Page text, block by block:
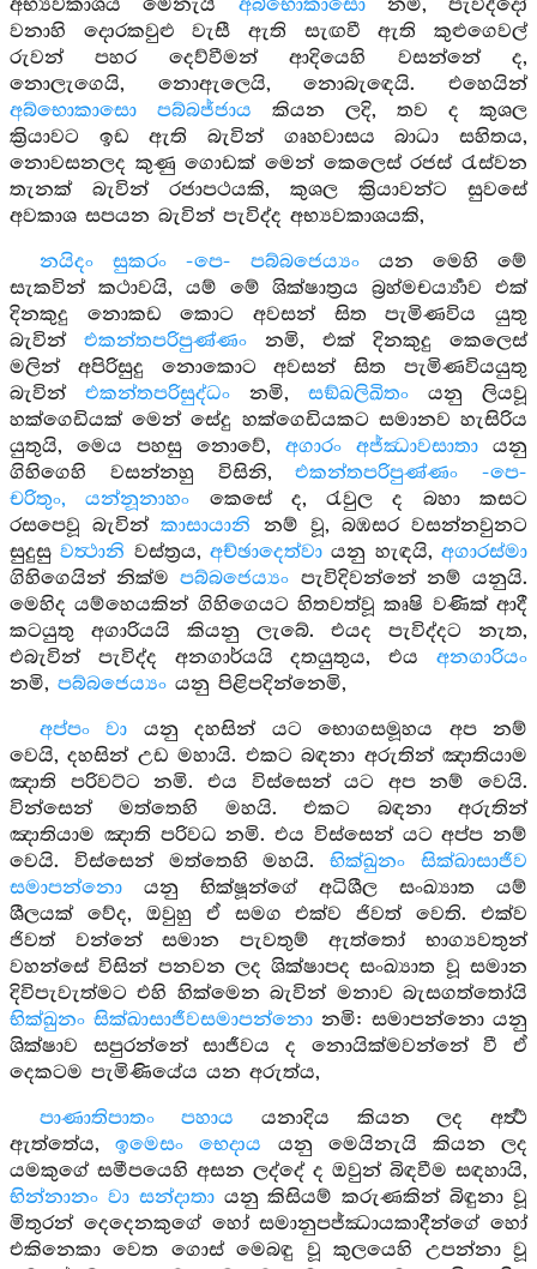
අභ්‍යවකාශය මෙනැයි අබ්භොකාසොනමි, පැවිද්දෝ
වනාහි දොරකවුළු වැසී ඇති සැඟවී ඇති කුළුගෙවල්
රුවන් පහර දෙව්වීමන් ආදියෙහි වසන්නේ ද,
නොලැගෙයි, නොඇලෙයි, නොබැඳෙයි. එහෙයින්
අබ්භොකාසො පබ්බජ්ජාය කියන ලදි, තව ද කුශල
ක්‍රියාවට ඉඩ ඇති බැවින් ගෘහවාසය බාධා සහිතය,
නොවසනලද කුණු ගොඩක් මෙන් කෙලෙස් රජස් රැස්වන
තැනක් බැවින් රජාපථයකි, කුශල ක්‍රියාවන්ට සුවසේ
අවකාශ සපයන බැවින් පැවිද්ද අභ්‍යවකාශයකි,
නයිදං සුකරං -පෙ- පබ්බජෙය්‍යංයන මෙහි මේ
සැකවින් කථාවයි, යම් මේ ශික්ෂාත්‍රය බ්‍රහ්මචර්‍ය්‍යාව එක්
දිනකුදු නොකඩ කොට අවසන් සිත පැමිණවිය යුතු
බැවින් එකන්තපරිපුණ්‍ණං නමි, එක් දිනකුදු කෙලෙස්
මලින් අපිරිසුදු නොකොට අවසන් සිත පැමිණවියයුතු
බැවින් එකන්තපරිසුද්ධං නමි, සඞ්ඛලිඛිතං යනු ලියවූ
හක්ගෙඩියක් මෙන් සේදු හක්ගෙඩියකට සමානව හැසිරිය
යුතුයි, මෙය පහසු නොවේ, අගාරං අජ්ඣාවසාතා යනු
ගිහිගෙහි වසන්නහු විසිනි,එකන්තපරිපුණ්ණං -පෙ-
චරිතුං, යන්නූනාහං කෙසේ ද, රැවුල ද බහා කසට
රසපෙවූ බැවින්කාසායානි නම් වූ, බඹසර වසන්නවුනට
සුදුසුවත්‍ථානි වස්ත්‍රය,අච්ඡාදෙත්වා යනු හැඳයි,අගාරස්මා
ගිහිගෙයින් නික්මපබ්බජෙය්‍යං පැවිදිවන්නේ නම් යනුයි.
මෙහිද යම්හෙයකින් ගිහිගෙයට හිතවත්වූ කෘෂි වණික් ආදී
කටයුතු අගාරියයි කියනු ලැබේ. එයද පැවිද්දට නැත,
එබැවින් පැවිද්ද අනගාර්යයි දතයුතුය, එය අනගාරියං
නමි, පබ්බජෙය්‍යං යනු පිළිපදින්නෙමි,
අප්පං වා යනු දහසින් යට භොගසමූහය අප නම්
වෙයි, දහසින් උඩ මහායි. එකට බඳනා අරුතින් ඤාතියාම
ඤාති පරිවට්ට නමි. එය විස්සෙන් යට අප නම් වෙයි.
වින්සෙන් මත්තෙහි මහයි. එකට බඳනා අරුතින්
ඤාතියාම ඤාති පරිවධ නමි. එය විස්සෙන් යට අප්ප නම්
වෙයි. විස්සෙන් මත්තෙහි මහයි.භික්ඛුනං සික්ඛාසාජීව
සමාපන්නො යනු භික්ෂූන්ගේ අධිශීල සංඛ්‍යාත යම්
ශීලයක් වේද, ඔවුහු ඒ සමග එක්ව ජිවත් වෙති. එක්ව
ජිවත් වන්නේ සමාන පැවතුම් ඇත්තෝ භාග්‍යවතුන්
වහන්සේ විසින් පනවන ලද ශික්ෂාපද සංඛ්‍යාත වූ සමාන
දිවිපැවැත්මට එහි හික්මෙන බැවින් මනාව බැසගත්තෝයි
භික්ඛුනං සික්ඛාසාජීවසමාපන්නො නමි: සමාපන්නො යනු
ශික්ෂාව සපුරන්නේ සාජීවය ද නොයික්මවන්නේ වී ඒ
දෙකටම පැමිණියේය යන අරුත්ය,
පාණාතිපාතං පහාය යනාදිය කියන ලද අර්‍ත්‍ථ
ඇත්තේය,ඉමෙසං භෙදාය යනු මෙයිනැයි කියන ලද
යමකුගේ සමීපයෙහි අසන ලද්දේ ද ඔවුන් බිඳවීම සඳහායි,
භින්නානං වා සන්දාතායනු කිසියම් කරුණකින් බිඳුනා වූ
මිතුරන් දෙදෙනකුගේ හෝ සමානුපජ්ඣායකාදීන්ගේ හෝ
එකිනෙකා වෙත ගොස් මෙබඳු වූ කුලයෙහි උපන්නා වූ